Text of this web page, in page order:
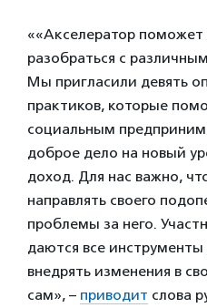
««Акселератор
разобраться с
Мы пригласили девять
практиков, которые
социальным
доброе дело на новый
доход. Для нас важно,
направлять своего
проблемы за него.
даются все инструменты
внедрять изменения в
сам», – приводит слова